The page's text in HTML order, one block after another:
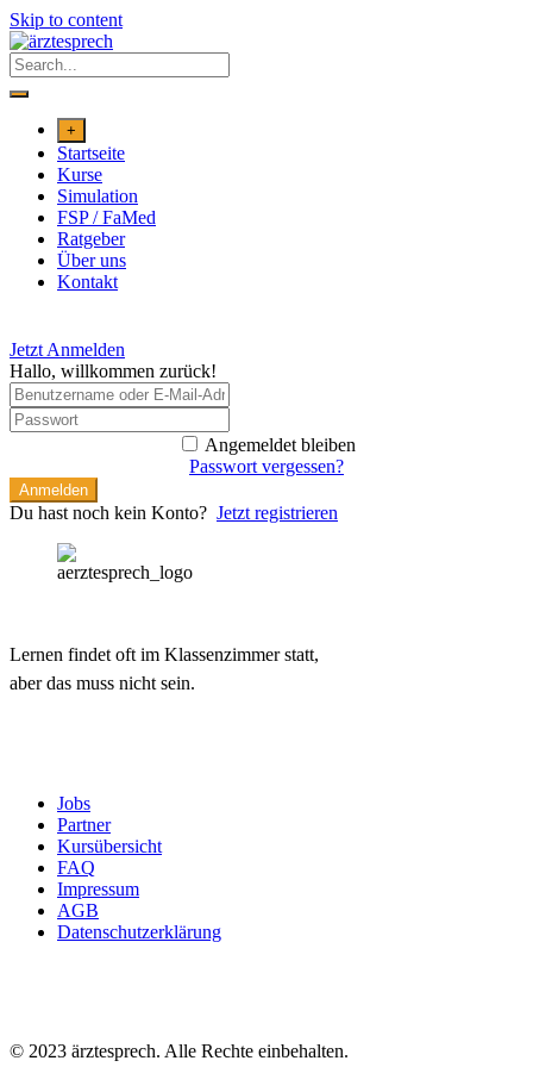
Skip to content
+
Startseite
Kurse
Simulation
FSP / FaMed
Ratgeber
Über uns
Kontakt
Jetzt Anmelden
Hallo, willkommen zurück!
Angemeldet bleiben
Passwort vergessen?
Anmelden
Du hast noch kein Konto? Jetzt registrieren
Lernen findet oft im Klassenzimmer statt,
aber das muss nicht sein.
Jobs
Partner
Kursübersicht
FAQ
Impressum
AGB
Datenschutzerklärung
© 2023 ärztesprech. Alle Rechte einbehalten.